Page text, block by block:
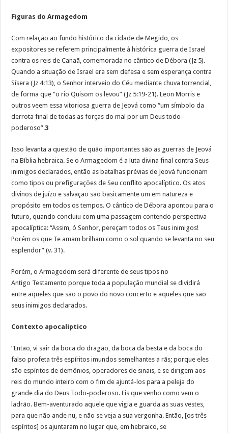
Figuras do Armagedom
Com relação ao fundo histórico da cidade de Megido, os
expositores se referem principalmente à histórica guerra de Israel
contra os reis de Canaã, comemorada no cântico de Débora (Jz 5).
Quando a situação de Israel era sem defesa e sem esperança contra
Sísera (Jz 4:13), o Senhor interveio do Céu mediante chuva torrencial,
de forma que “o rio Quisom os levou” (Jz 5:19-21). Leon Morris e
outros veem essa vitoriosa guerra de Jeová como “um símbolo da
derrota final de todas as forças do mal por um Deus todo-
poderoso”.3
Isso levanta a questão de quão importantes são as guerras de Jeová
na Bíblia hebraica. Se o Armagedom é a luta divina final contra Seus
inimigos declarados, então as batalhas prévias de Jeová funcionam
como tipos ou prefigurações de Seu conflito apocalíptico. Os atos
divinos de juízo e salvação são basicamente um em natureza e
propósito em todos os tempos. O cântico de Débora apontou para o
futuro, quando concluiu com uma passagem contendo perspectiva
apocalíptica: “Assim, ó Senhor, pereçam todos os Teus inimigos!
Porém os que Te amam brilham como o sol quando se levanta no seu
esplendor” (v. 31).
Porém, o Armagedom será diferente de seus tipos no
Antigo Testamento porque toda a população mundial se dividirá
entre aqueles que são o povo do novo concerto e aqueles que são
seus inimigos declarados.
Contexto apocalíptico
“Então, vi sair da boca do dragão, da boca da besta e da boca do
falso profeta três espíritos imundos semelhantes a rãs; porque eles
são espíritos de demônios, operadores de sinais, e se dirigem aos
reis do mundo inteiro com o fim de ajuntá-los para a peleja do
grande dia do Deus Todo-poderoso. Eis que venho como vem o
ladrão. Bem-aventurado aquele que vigia e guarda as suas vestes,
para que não ande nu, e não se veja a sua vergonha. Então, [os três
espíritos] os ajuntaram no lugar que, em hebraico, se